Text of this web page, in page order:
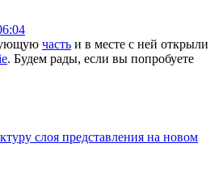
часть и в месте с ней открыли
. Будем рады, если вы попробуете
слоя представления на новом